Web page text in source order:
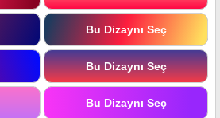
Bu Dizaynı Seç
Bu Dizaynı Seç
Bu Dizaynı Seç